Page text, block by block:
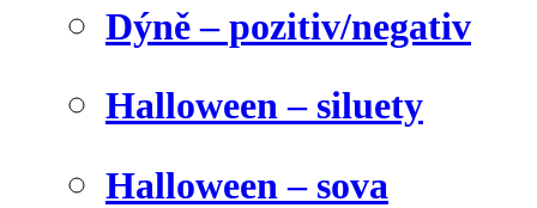
Dýně – pozitiv/negativ
Halloween – siluety
Halloween – sova